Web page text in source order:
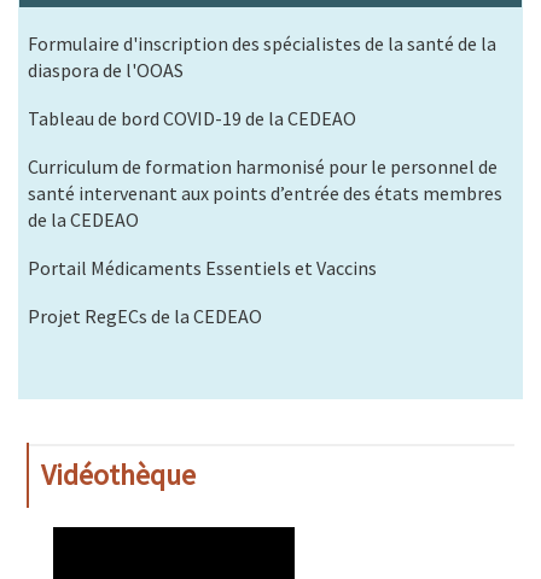
Formulaire d'inscription des spécialistes de la santé de la
diaspora de l'OOAS
Tableau de bord COVID-19 de la CEDEAO
Curriculum de formation harmonisé pour le personnel de
santé intervenant aux points d’entrée des états membres
de la CEDEAO
Portail Médicaments Essentiels et Vaccins
Projet RegECs de la CEDEAO
Vidéothèque